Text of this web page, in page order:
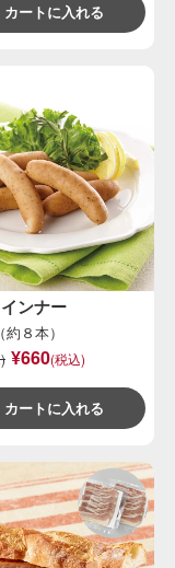
カートに入れる
ンナー
８本）
¥660(税込)
カートに入れる